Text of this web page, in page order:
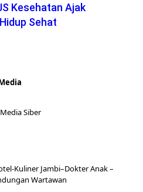
Kesehatan Ajak
Sehat
Siber
-KulinerJambi–DokterAnak –
Wartawan